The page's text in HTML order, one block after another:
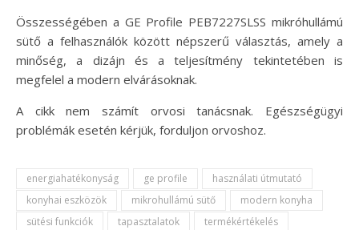
Összességében a GE Profile PEB7227SLSS mikróhullámú
sütő a felhasználók között népszerű választás, amely a
minőség, a dizájn és a teljesítmény tekintetében is
megfelel a modern elvárásoknak.
A cikk nem számít orvosi tanácsnak. Egészségügyi
problémák esetén kérjük, forduljon orvoshoz.
energiahatékonyság ge profile
használati útmutató
konyhai eszközök
mikrohullámú sütő
modern konyha
sütési funkciók
tapasztalatok
termékértékelés